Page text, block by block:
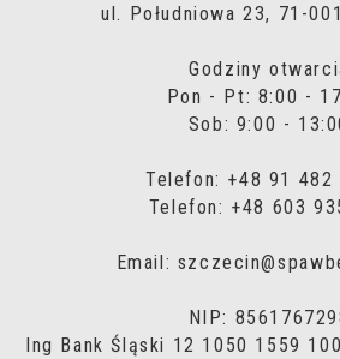
ul. Południowa 23, 71-
Godziny
Pon - Pt: 8:00 -
Sob: 9:00 -
Telefon: +48 91 482
Telefon: +48 603
Email:
NIP:
Ing Bank Śląski 12 1050 1559